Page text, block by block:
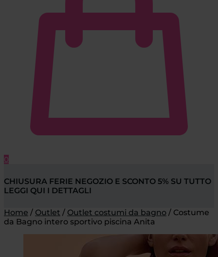
0
CHIUSURA FERIE NEGOZIO E SCONTO 5% SU TUTTO
LEGGI QUI I DETTAGLI
Home / Outlet / Outlet costumi da bagno / Costume
da Bagno intero sportivo piscina Anita